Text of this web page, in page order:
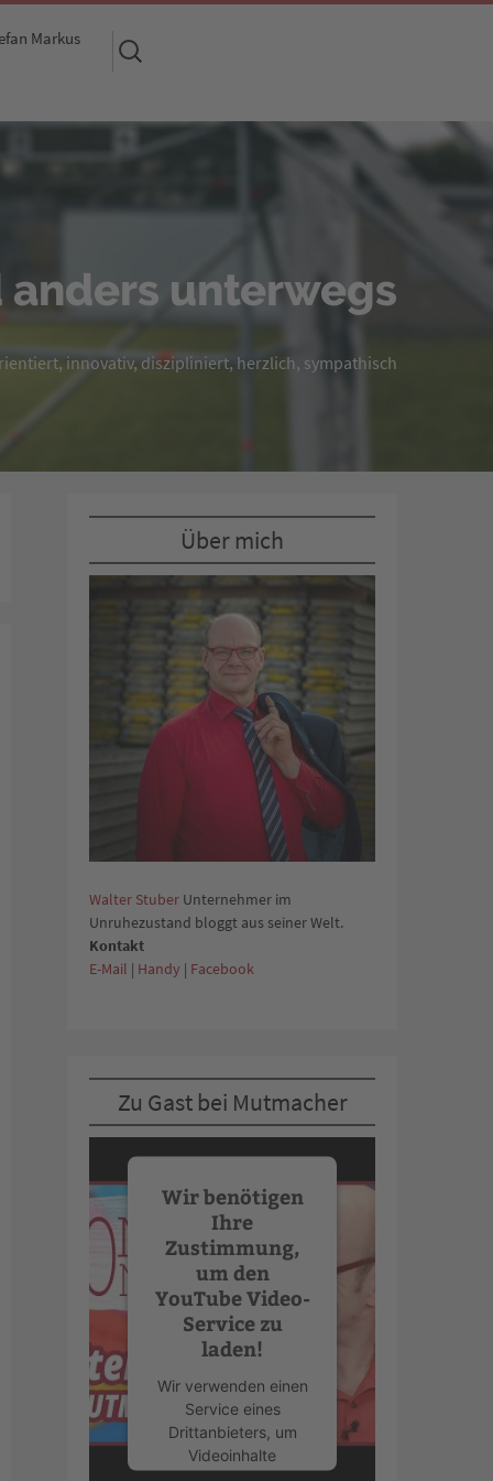
Markus
Suchen
nach:
anders unterwegs
innovativ, diszipliniert, herzlich, sympathisch
Über mich
Walter Stuber Unternehmer im
Unruhezustand bloggt aus seiner Welt.
Kontakt
E-Mail | Handy | Facebook
Zu Gast bei Mutmacher
Wir benötigen
Ihre
Zustimmung,
um den
YouTube Video-
Service zu
laden!
Wir verwenden einen
Service eines
Drittanbieters, um
Videoinhalte